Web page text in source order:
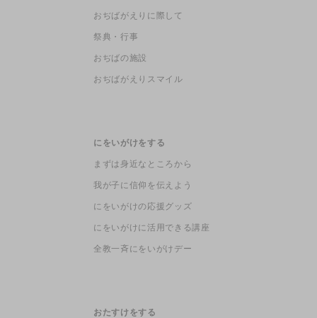
おぢばがえりに際して
祭典・行事
おぢばの施設
おぢばがえりスマイル
にをいがけをする
まずは身近なところから
我が子に信仰を伝えよう
にをいがけの応援グッズ
にをいがけに活用できる講座
全教一斉にをいがけデー
おたすけをする